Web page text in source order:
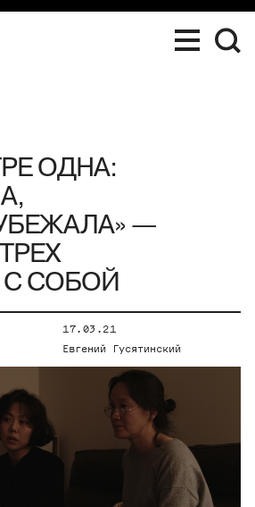
ОДНА:
—
С СОБОЙ
17.03.21
Евгений Гусятинский